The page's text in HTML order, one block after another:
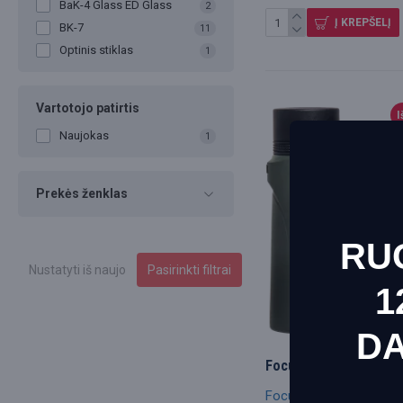
This
BaK-4 Glass ED Glass 2
BK-7 11
Optinis stiklas 1
Vartotojo patirtis
Naujokas 1
Prekės ženklas
Nustatyti iš naujo Pasirinkti filtrai
Į KREPŠELĮ
Focus
Focus Observer 34